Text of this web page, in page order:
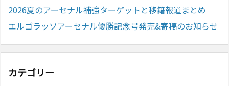
2026夏のアーセナル補強ターゲットと移籍報道まとめ
エルゴラッソアーセナル優勝記念号発売&寄稿のお知らせ
カテゴリー